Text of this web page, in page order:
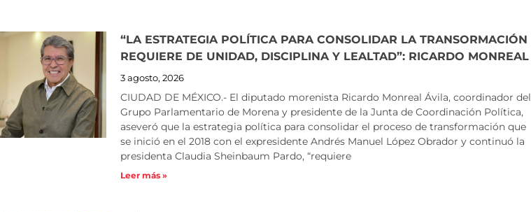
“LA ESTRATEGIA POLÍTICA PARA CONSOLIDAR LA TRANSORMACIÓN
REQUIERE DE UNIDAD, DISCIPLINA Y LEALTAD”: RICARDO MONREAL
3 agosto, 2026
CIUDAD DE MÉXICO.- El diputado morenista Ricardo Monreal Ávila, coordinador del
Grupo Parlamentario de Morena y presidente de la Junta de Coordinación Política,
aseveró que la estrategia política para consolidar el proceso de transformación que
se inició en el 2018 con el expresidente Andrés Manuel López Obrador y continuó la
presidenta Claudia Sheinbaum Pardo, “requiere
Leer más »